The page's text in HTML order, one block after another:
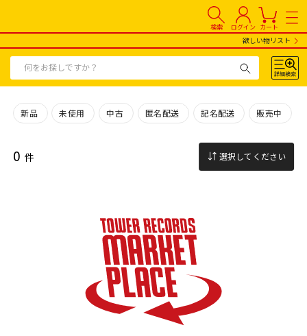
検索 ログイン カート
欲しい物リスト
新品 未使用 中古 匿名配送 記名配送 販売中
0 件 選択してください